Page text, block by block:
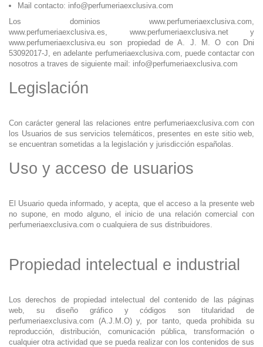
Mail contacto: info@perfumeriaexclusiva.com
Los dominios www.perfumeriaexclusiva.com,
www.perfumeriaexclusiva.es, www.perfumeriaexclusiva.net y
www.perfumeriaexclusiva.eu son propiedad de A. J. M. O con Dni
53092017-J, en adelante perfumeriaexclusiva.com, puede contactar con
nosotros a traves de siguiente mail: info@perfumeriaexclusiva.com
Legislación
Con carácter general las relaciones entre perfumeriaexclusiva.com con
los Usuarios de sus servicios telemáticos, presentes en este sitio web,
se encuentran sometidas a la legislación y jurisdicción españolas.
Uso y acceso de usuarios
El Usuario queda informado, y acepta, que el acceso a la presente web
no supone, en modo alguno, el inicio de una relación comercial con
perfumeriaexclusiva.com o cualquiera de sus distribuidores.
Propiedad intelectual e industrial
Los derechos de propiedad intelectual del contenido de las páginas
web, su diseño gráfico y códigos son titularidad de
perfumeriaexclusiva.com (A.J.M.O) y, por tanto, queda prohibida su
reproducción, distribución, comunicación pública, transformación o
cualquier otra actividad que se pueda realizar con los contenidos de sus